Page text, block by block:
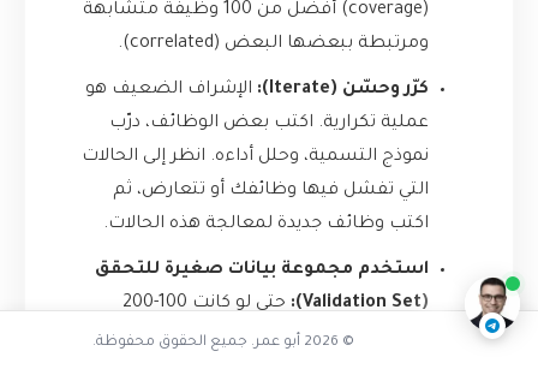
(coverage) أفضل من 100 وظيفة متشابهة
ومرتبطة ببعضها البعض (correlated).
كرّر وحسّن (Iterate):
الإشراف الضعيف هو
عملية تكرارية. اكتب بعض الوظائف، درّب
نموذج التسمية، وحلل أداءه. انظر إلى الحالات
التي تفشل فيها وظائفك أو تتعارض، ثم
اكتب وظائف جديدة لمعالجة هذه الحالات.
استخدم مجموعة بيانات صغيرة للتحقق
(Validation Set):
حتى لو كانت 100-200
نقطة بيانات فقط، قم بتسميتها يدويًا. هذه
هل التسمية اليدوية ضرورية دائما
ناقشنا على تليجرام @AbuOmarTech_bot
© 2026 أبو عمر. جميع الحقوق محفوظة.